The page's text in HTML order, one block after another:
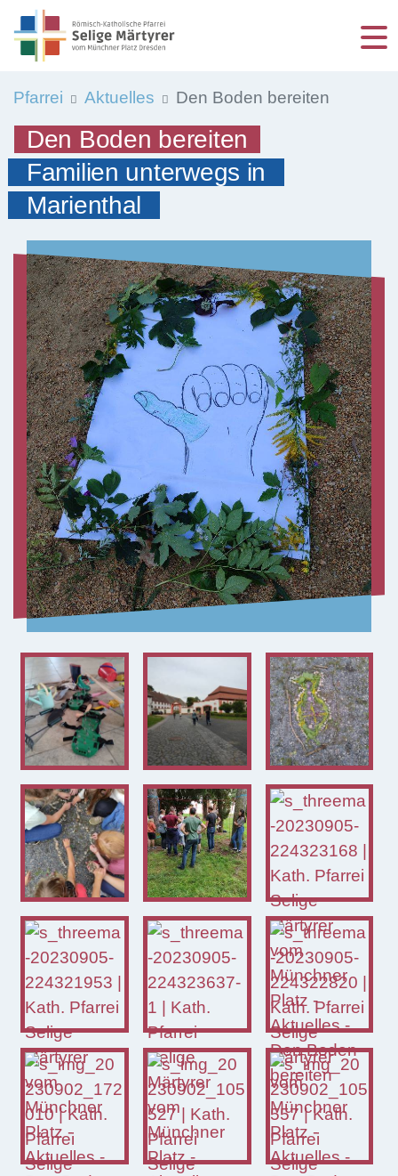
STARTSEITE
ÜBER UNS
SEELSORGE & GLAUBEN
AKTUELLES
TERMINE
PFARREI
INFO
ZENTRALBÜRO
0351 - 4676751
selige-maertyrer-dresden@pfarrei-bddmei.de
ADRESSE
Bernhardstraße 42
01187 Dresden-Plauen
BANKVERBINDUNG
LIGA-Bank Dresden e.G.
DE59 7509 0300 0008 2288 33
FÖRDERUNG
Pfarrei
Aktuelles Den Boden bereiten
Den Boden bereiten
Familien unterwegs in
Marienthal